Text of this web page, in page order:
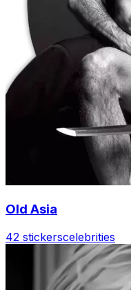
Old Asia
42 stickerscelebrities